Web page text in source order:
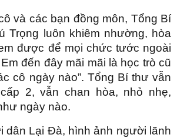
và các bạn đồng môn, Tổng Bí
Trọng luôn khiêm nhường, hòa
được để mọi chức tước ngoài
đến đây mãi mãi là học trò cũ
cô ngày nào”. Tổng Bí thư vẫn
2, vẫn chan hòa, nhỏ nhẹ,
ngày nào.
dân Lại Đà, hình ảnh người lãnh